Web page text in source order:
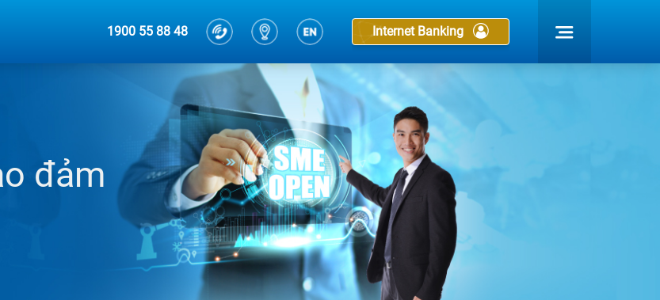
1900 55 88 48 Internet Banking
đảm